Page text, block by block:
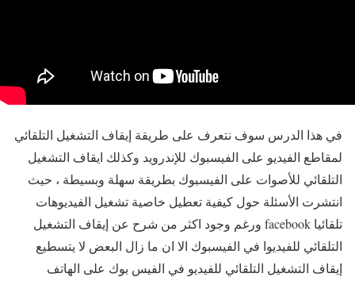
في هذا الدرس سوف نتعرف على طريقة إيقاف التشغيل التلقائي
لمقاطع الفيديو على الفيسبوك للإندرويد وكذلك ايقاف التشغيل
التلقائي للأصوات على الفيسبوك بطريقة سهلة وبسيطة ، حيث
انتشرت الأسئلة حول كيفية تعطيل خاصية تشغيل الفيديوهات
تلقائيا facebook ورغم وجود اكثر من شرح عن إيقاف التشغيل
التلقائي للفيديوا في الفيسبوك الا ان ما زال البعض لا يتسطيع
إيقاف التشغيل التلقائي للفيديو في الفيس بوك على الهاتف